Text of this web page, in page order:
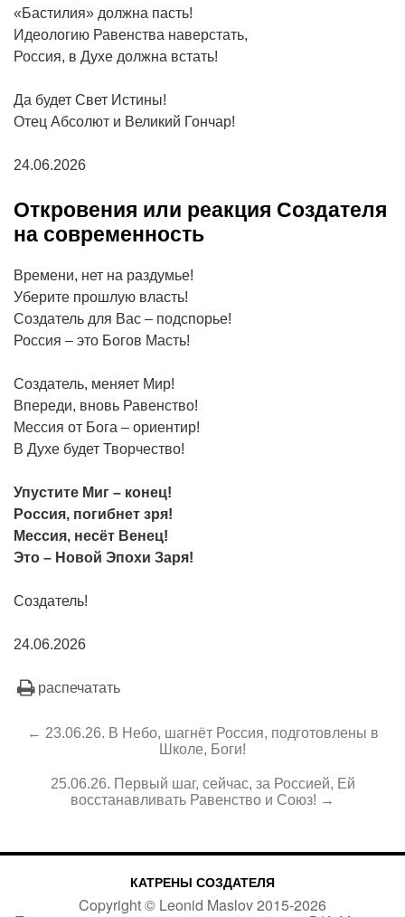
«Бастилия» должна пасть!
Идеологию Равенства наверстать,
Россия, в Духе должна встать!
Да будет Свет Истины!
Отец Абсолют и Великий Гончар!
24.06.2026
Откровения или реакция Создателя
на современность
Времени, нет на раздумье!
Уберите прошлую власть!
Создатель для Вас – подспорье!
Россия – это Богов Масть!
Создатель, меняет Мир!
Впереди, вновь Равенство!
Мессия от Бога – ориентир!
В Духе будет Творчество!
Упустите Миг – конец!
Россия, погибнет зря!
Мессия, несёт Венец!
Это – Новой Эпохи Заря!
Создатель!
24.06.2026
распечатать
← 23.06.26. В Небо, шагнёт Россия, подготовлены в
Школе, Боги!
25.06.26. Первый шаг, сейчас, за Россией, Ей
восстанавливать Равенство и Союз! →
КАТРЕНЫ СОЗДАТЕЛЯ
Copyright © Leonid Maslov2015-2026